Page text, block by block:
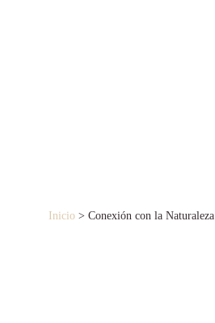
Inicio > Conexión con la Naturaleza